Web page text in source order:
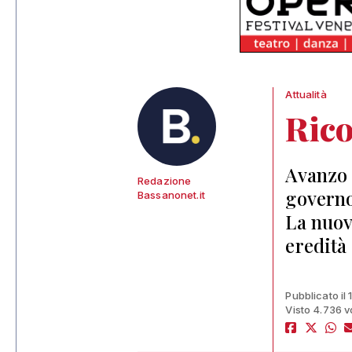
Redazione
Bassanonet.it
Attualità
La
Pubblicato il
Visto 4.736